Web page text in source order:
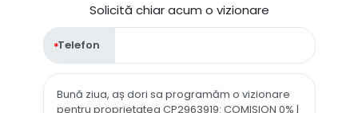
Solicită chiar acum o vizionare
Telefon